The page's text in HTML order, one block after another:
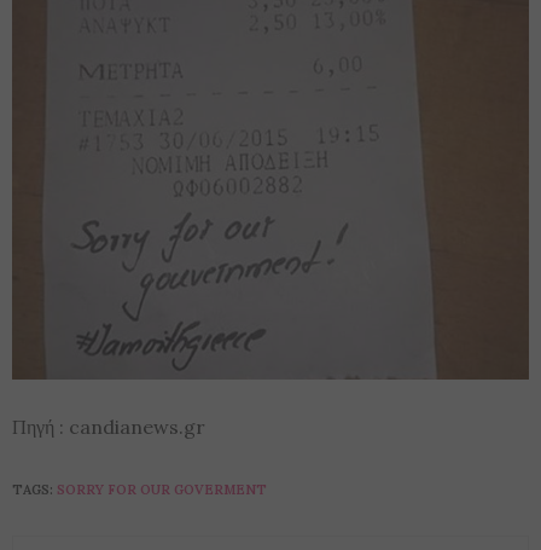
Πηγή : candianews.gr
TAGS: SORRY FOR OUR GOVERMENT